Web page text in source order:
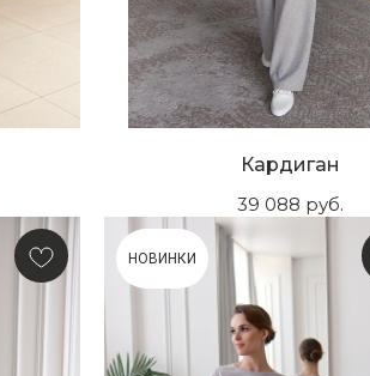
Кардиган
39 088 руб.
НОВИНКИ